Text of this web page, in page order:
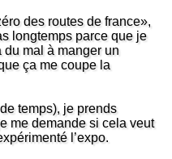
des routes de france»,
longtemps parce que je
mal à manger un
ça me coupe la
temps), je prends
me demande si cela veut
l’expo.